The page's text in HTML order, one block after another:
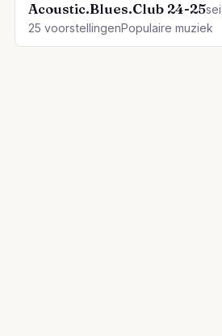
Acoustic.Blues.Club 24-25
25 voorstellingenPopulaire muziek